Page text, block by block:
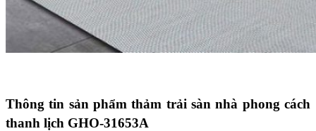
Thông tin sản phẩm thảm trải sàn nhà phong cách
thanh lịch GHO-31653A